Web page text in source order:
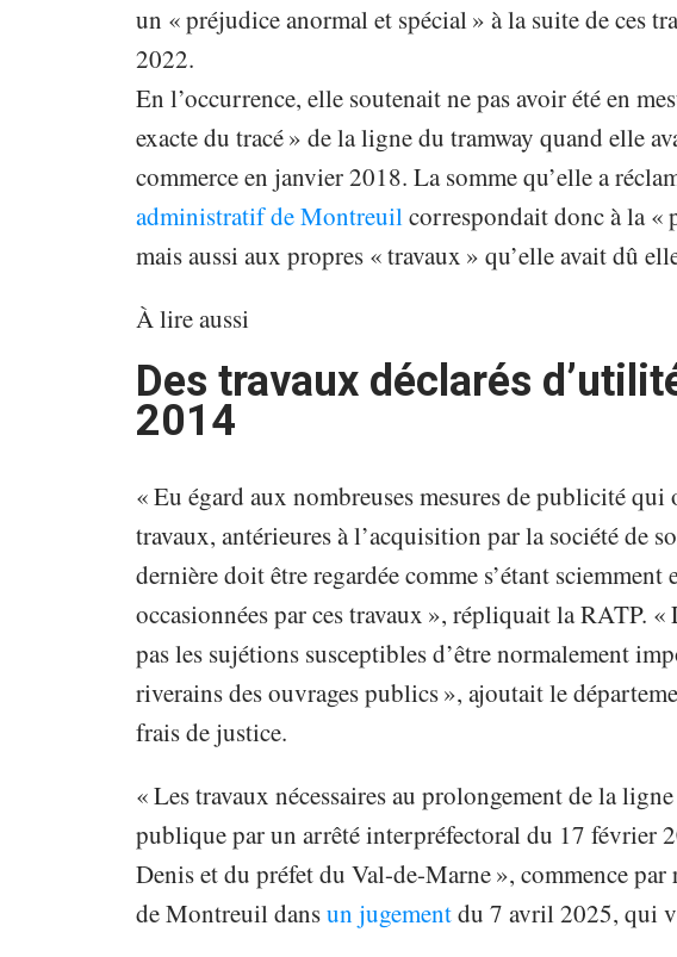
un « préjudice anormal et spécial » à la suite de ces
2022.
En l’occurrence, elle soutenait ne pas avoir été en
exacte du tracé » de la ligne du tramway quand elle
commerce en janvier 2018. La somme qu’elle a
administratif de Montreuilcorrespondait donc à la «
mais aussi aux propres « travaux » qu’elle avait dû
À lire aussi
Des travaux déclarés
2014
« Eu égard aux nombreuses mesures de publicité
travaux, antérieures à l’acquisition par la société de
dernière doit être regardée comme s’étant sciemment
occasionnées par ces travaux », répliquait la RATP. «
pas les sujétions susceptibles d’être normalement
riverains des ouvrages publics », ajoutait le
frais de justice.
« Les travaux nécessaires au prolongement de la
publique par un arrêté interpréfectoral du 17 février
Denis et du préfet du Val-de-Marne », commence
de Montreuil dansun jugementdu 7 avril 2025, qui